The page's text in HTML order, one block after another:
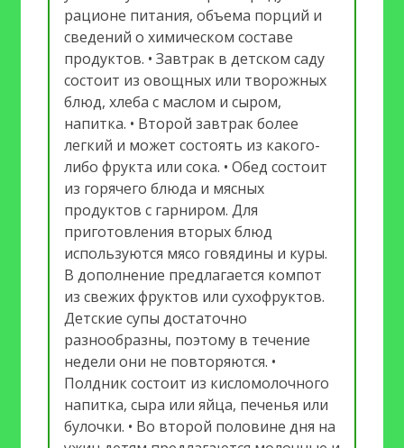
рационе питания, объема порций и
сведений о химическом составе
продуктов. • Завтрак в детском саду
состоит из овощных или творожных
блюд, хлеба с маслом и сыром,
напитка. • Второй завтрак более
легкий и может состоять из какого-
либо фрукта или сока. • Обед состоит
из горячего блюда и мясных
продуктов с гарниром. Для
приготовления вторых блюд
используются мясо говядины и куры.
В дополнение предлагается компот
из свежих фруктов или сухофруктов.
Детские супы достаточно
разнообразны, поэтому в течение
недели они не повторяются. •
Полдник состоит из кисломолочного
напитка, сыра или яйца, печенья или
булочки. • Во второй половине дня на